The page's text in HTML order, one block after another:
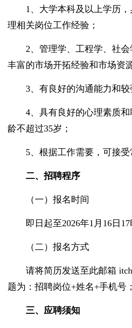
1、大学本科及以上学历
理相关岗位工作经验；
2、管理学、工程学、社
丰富的市场开拓经验和市场资
3、有良好的沟通能力和较
4、具有良好的心理素质
龄不超过35岁；
5、根据工作需要，可接受
二、招聘程序
（一）报名时间
即日起至2026年1月16日17
（二）报名方式
请将简历发送至此邮箱
题为：招聘岗位+姓名+手机号
三、应聘须知